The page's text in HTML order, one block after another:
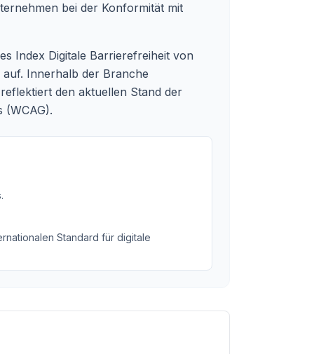
bei der Konformität mit
Index Digitale Barrierefreiheit von
auf. Innerhalb der Branche
den aktuellen Stand der
(WCAG).
.
Standard für digitale